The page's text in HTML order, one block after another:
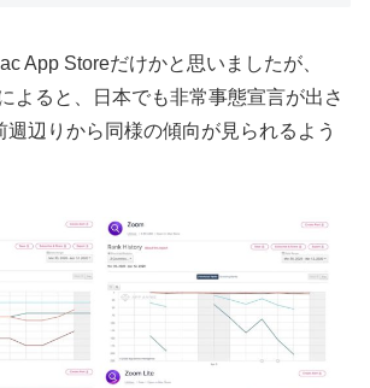
App Storeだけかと思いましたが、
よると、日本でも非常事態宣言が出さ
週辺りから同様の傾向が見られるよう